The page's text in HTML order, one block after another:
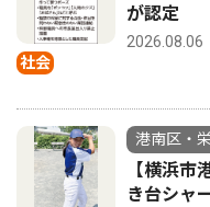
社会
が認定
2026.08.06
港南区・
【横浜
き台シャ